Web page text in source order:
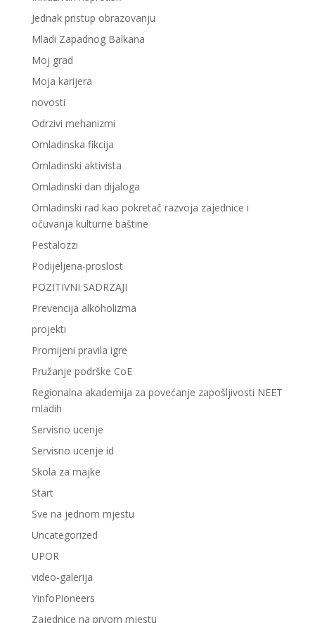
Jednak pristup obrazovanju
Mladi Zapadnog Balkana
Moj grad
Moja karijera
novosti
Odrzivi mehanizmi
Omladinska fikcija
Omladinski aktivista
Omladinski dan dijaloga
Omladinski rad kao pokretač razvoja zajednice i
očuvanja kulturne baštine
Pestalozzi
Podijeljena-proslost
POZITIVNI SADRZAJI
Prevencija alkoholizma
projekti
Promijeni pravila igre
Pružanje podrške CoE
Regionalna akademija za povećanje zapošljivosti NEET
mladih
Servisno ucenje
Servisno ucenje id
Skola za majke
Start
Sve na jednom mjestu
Uncategorized
UPOR
video-galerija
YinfoPioneers
Zajednice na prvom mjestu